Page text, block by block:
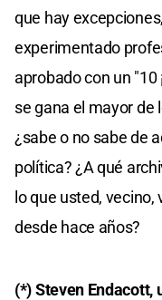
que hay
experimentado
aprobado con un "10
se gana el mayor
¿sabe o no sabe de
política? ¿A qué
lo que usted,
desde hace años?
(*) Steven